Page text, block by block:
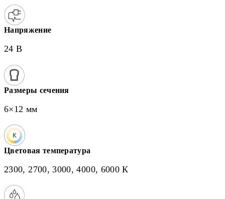
Напряжение
24 В
Размеры сечения
6×12 мм
Цветовая температура
2300, 2700, 3000, 4000, 6000 К